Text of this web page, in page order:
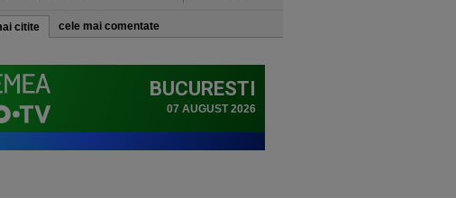
citite cele mai comentate